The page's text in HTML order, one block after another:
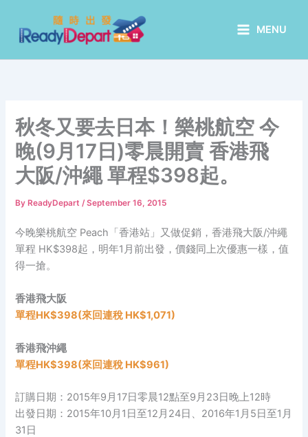
content
MENU
秋冬又要去日本！樂桃航空 今
晚(9月17日)零晨開賣 香港飛
大阪/沖繩 單程$398起。
By ReadyDepart/September 16, 2015
今晚樂桃航空 Peach「香港站」又做促銷，香港飛大阪/沖繩
單程 HK$398起，明年1月前出發，價錢同上次優惠一樣，值
得一搶。
香港飛大阪
單程HK$398(來回連稅 HK$1,071)
香港飛沖繩
單程HK$398(來回連稅 HK$961)
訂購日期：2015年9月17日零晨12點至9月23日晚上12時
出發日期：2015年10月1日至12月24日、2016年1月5日至1月
31日